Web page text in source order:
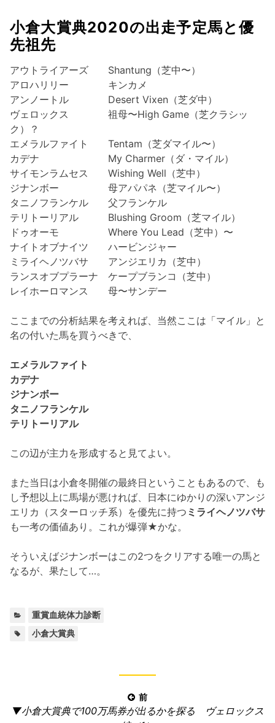
小倉大賞典2020の出走予定馬と優
先祖先
アウトライアーズ Shantung（芝中〜）
アロハリリー キンカメ
アンノートル Desert Vixen（芝ダ中）
ヴェロックス 祖母〜High Game（芝クラシッ
ク）？
エメラルファイト Tentam（芝ダマイル〜）
カデナ My Charmer（ダ・マイル）
サイモンラムセス Wishing Well（芝中）
ジナンボー 母アパパネ（芝マイル〜）
タニノフランケル 父フランケル
テリトーリアル Blushing Groom（芝マイル）
ドゥオーモ Where You Lead（芝中）〜
ナイトオブナイツ ハービンジャー
ミライヘノツバサ アンジエリカ（芝中）
ランスオブプラーナ ケープブランコ（芝中）
レイホーロマンス 母〜サンデー
ここまでの分析結果を考えれば、当然ここは「マイル」と
名の付いた馬を買うべきで、
エメラルファイト
カデナ
ジナンボー
タニノフランケル
テリトーリアル
この辺が主力を形成すると見てよい。
また当日は小倉冬開催の最終日ということもあるので、も
し予想以上に馬場が悪ければ、日本にゆかりの深いアンジ
エリカ（スターロッチ系）を優先に持つ ミライヘノツバサ
も一考の価値あり。これが爆弾★かな。
そういえばジナンボーはこの2つをクリアする唯一の馬と
なるが、果たして…。
重賞血統体力診断
小倉大賞典
稿
前
前
▼小倉大賞典で100万馬券が出るかを探る ヴェロックス